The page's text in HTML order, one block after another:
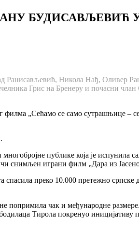
БУДИСАВЉЕВИЋ
Ранисављевић, Никола Нађ, Оливер
Грис на Бренеру и почасни
филма „Сећамо се само сутрашњице –
публике која је испунила
снимљен играни филм „Дара из
преко 10.000 претежно српске
попримила чак и међународне
Тирола покренуо иницијативу